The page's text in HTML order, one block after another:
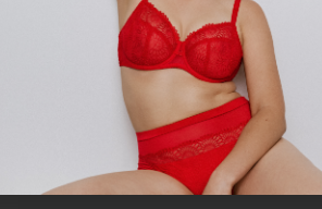
maar een paar weken per
zonnecrème, zweet en zout
de mooie kleuren en ontstaan er
kunt zorgen. Spring in het water en